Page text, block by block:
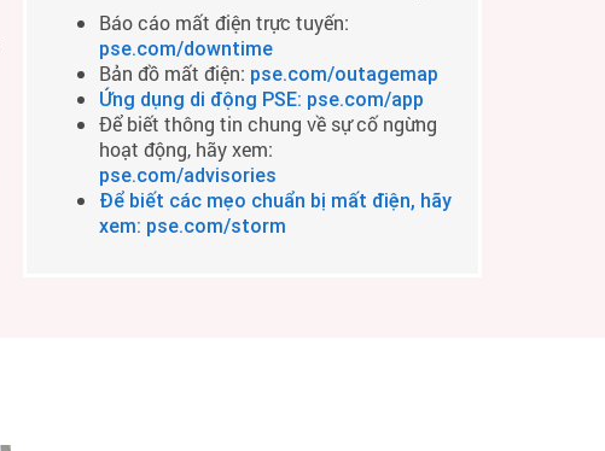
Báo cáo mất điện trực tuyến:
pse.com/downtime
Bản đồ mất điện: pse.com/outagemap
Ứng dụng di động PSE: pse.com/app
Để biết thông tin chung về sự cố ngừng
hoạt động, hãy xem:
pse.com/advisories
Để biết các mẹo chuẩn bị mất điện, hãy
xem: pse.com/storm